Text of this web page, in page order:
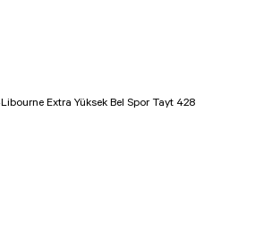
Libourne Extra Yüksek Bel Spor Tayt 428